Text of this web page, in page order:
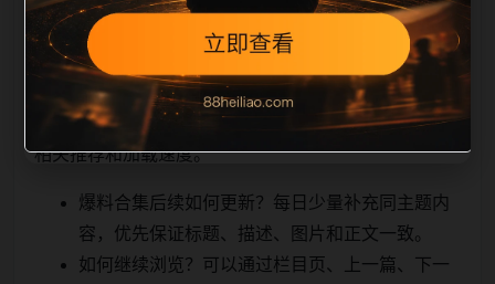
顺着栏目继续浏览。同站连续更新时避免重复标题和重
复首段，优先补充不同关键词、不同栏目词和不同问题
角度。栏目页则保留清晰入口，方便后续专题自动归
集。发布后按真实浏览器复查首屏、图片、跳转体验、
相关推荐和加载速度。
爆料合集后续如何更新？每日少量补充同主题内
容，优先保证标题、描述、图片和正文一致。
如何继续浏览？可以通过栏目页、上一篇、下一